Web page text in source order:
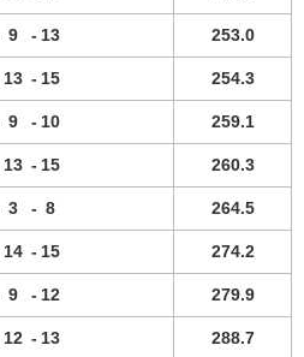
9 - 13 253.0
13 - 15 254.3
9 - 10 259.1
13 - 15 260.3
3 - 8 264.5
14 - 15 274.2
9 - 12 279.9
12 - 13 288.7